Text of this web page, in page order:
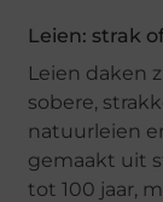
Leien: strak
Leien daken
sobere,
natuurleien
gemaakt uit
tot 100 jaar,